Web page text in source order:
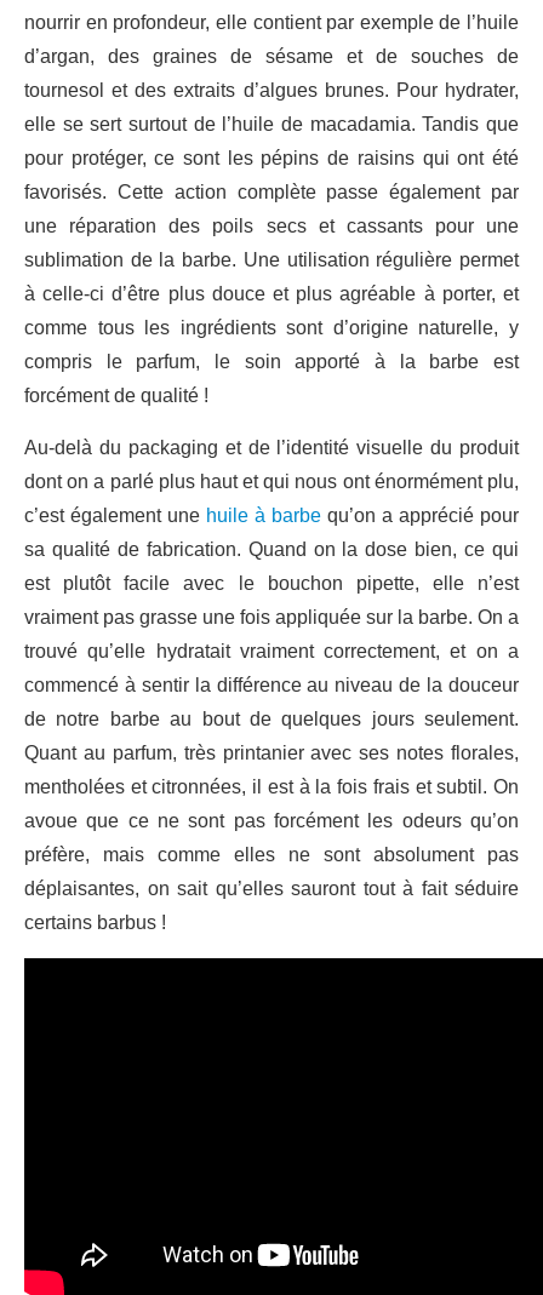
nourrir en profondeur, elle contient par exemple de l’huile
d’argan, des graines de sésame et de souches de
tournesol et des extraits d’algues brunes. Pour hydrater,
elle se sert surtout de l’huile de macadamia. Tandis que
pour protéger, ce sont les pépins de raisins qui ont été
favorisés. Cette action complète passe également par
une réparation des poils secs et cassants pour une
sublimation de la barbe. Une utilisation régulière permet
à celle-ci d’être plus douce et plus agréable à porter, et
comme tous les ingrédients sont d’origine naturelle, y
compris le parfum, le soin apporté à la barbe est
forcément de qualité !
Au-delà du packaging et de l’identité visuelle du produit
dont on a parlé plus haut et qui nous ont énormément plu,
c’est également une huile à barbe qu’on a apprécié pour
sa qualité de fabrication. Quand on la dose bien, ce qui
est plutôt facile avec le bouchon pipette, elle n’est
vraiment pas grasse une fois appliquée sur la barbe. On a
trouvé qu’elle hydratait vraiment correctement, et on a
commencé à sentir la différence au niveau de la douceur
de notre barbe au bout de quelques jours seulement.
Quant au parfum, très printanier avec ses notes florales,
mentholées et citronnées, il est à la fois frais et subtil. On
avoue que ce ne sont pas forcément les odeurs qu’on
préfère, mais comme elles ne sont absolument pas
déplaisantes, on sait qu’elles sauront tout à fait séduire
certains barbus !